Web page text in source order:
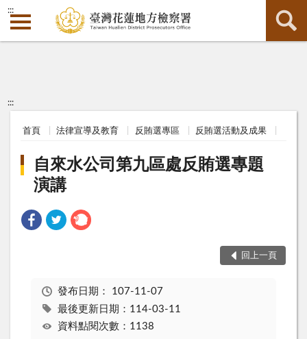
:::
:::
首頁 法律宣導及教育 反賄選專區 反賄選活動及成果
自來水公司第九區處反賄選專題
演講
回上一頁
發布日期： 107-11-07
最後更新日期：114-03-11
資料點閱次數：1138